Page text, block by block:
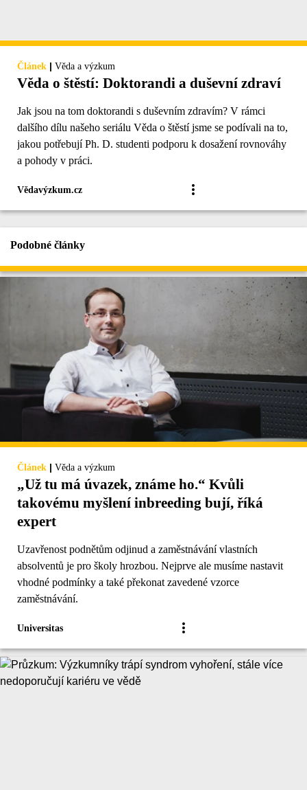
Článek | Věda a výzkum
Věda o štěstí: Doktorandi a duševní zdraví
Jak jsou na tom doktorandi s duševním zdravím? V rámci
dalšího dílu našeho seriálu Věda o štěstí jsme se podívali na to,
jakou potřebují Ph. D. studenti podporu k dosažení rovnováhy
a pohody v práci.
Vědavýzkum.cz
Podobné články
Článek | Věda a výzkum
„Už tu má úvazek, známe ho.“ Kvůli
takovému myšlení inbreeding bují, říká
expert
Uzavřenost podnětům odjinud a zaměstnávání vlastních
absolventů je pro školy hrozbou. Nejprve ale musíme nastavit
vhodné podmínky a také překonat zavedené vzorce
zaměstnávání.
Universitas